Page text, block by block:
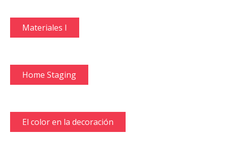
Materiales I
Home Staging
El color en la decoración